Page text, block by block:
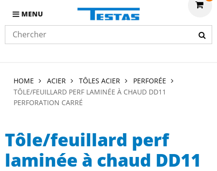
MENU
HOME ACIER TÔLES ACIER
PERFORÉE
TÔLE/FEUILLARD PERF LAMINÉE À CHAUD DD11
PERFORATION CARRÉ
Tôle/feuillard perf
laminée à chaud DD11